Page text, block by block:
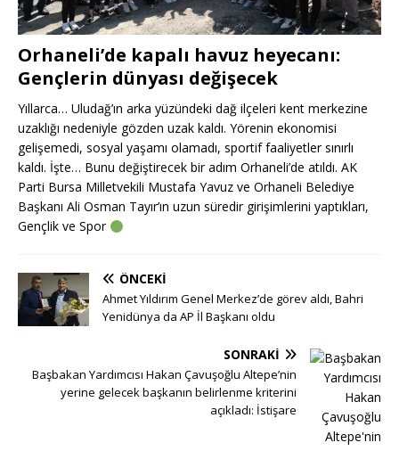
Orhaneli’de kapalı havuz heyecanı:
Gençlerin dünyası değişecek
Yıllarca… Uludağ’ın arka yüzündeki dağ ilçeleri kent merkezine
uzaklığı nedeniyle gözden uzak kaldı. Yörenin ekonomisi
gelişemedi, sosyal yaşamı olamadı, sportif faaliyetler sınırlı
kaldı. İşte… Bunu değiştirecek bir adım Orhaneli’de atıldı. AK
Parti Bursa Milletvekili Mustafa Yavuz ve Orhaneli Belediye
Başkanı Ali Osman Tayır’ın uzun süredir girişimlerini yaptıkları,
Gençlik ve Spor
ÖNCEKI
Ahmet Yıldırım Genel Merkez’de görev aldı, Bahri
Yenidünya da AP İl Başkanı oldu
SONRAKI
Başbakan Yardımcısı Hakan Çavuşoğlu Altepe’nin
yerine gelecek başkanın belirlenme kriterini
açıkladı: İstişare